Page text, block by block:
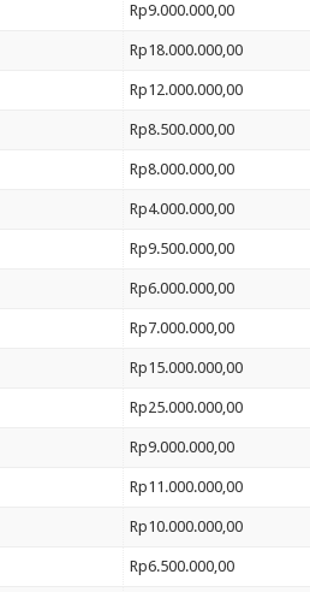
Rp9.000.000,00
Rp18.000.000,00
Rp12.000.000,00
Rp8.500.000,00
Rp8.000.000,00
Rp4.000.000,00
Rp9.500.000,00
Rp6.000.000,00
Rp7.000.000,00
Rp15.000.000,00
Rp25.000.000,00
Rp9.000.000,00
Rp11.000.000,00
Rp10.000.000,00
Rp6.500.000,00